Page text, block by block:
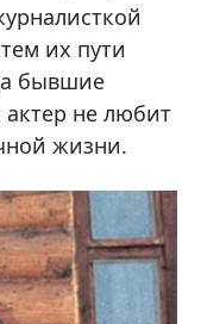
их пути
бывшие
актер не любит
жизни.